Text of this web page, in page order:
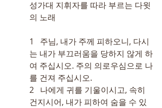
성가대 지휘자를 따라 부르는 다윗
의 노래
1   주님, 내가 주께 피하오니, 다시
는 내가 부끄러움을 당하지 않게 하
여 주십시오. 주의 의로우심으로 나
를 건져 주십시오.
2   나에게 귀를 기울이시고, 속히
건지시어, 내가 피하여 숨을 수 있